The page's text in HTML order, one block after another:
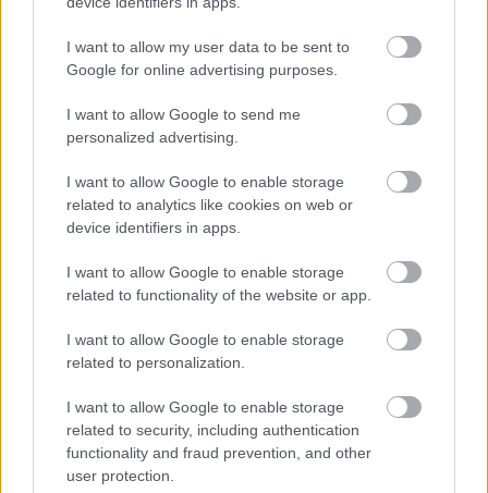
I want to allow my user data to be sent to
Google for online advertising purposes.
I want to allow Google to send me
personalized advertising.
I want to allow Google to enable storage
related to analytics like cookies on web or
device identifiers in apps.
I want to allow Google to enable storage
related to functionality of the website or app.
I want to allow Google to enable storage
related to personalization.
I want to allow Google to enable storage
related to security, including authentication
functionality and fraud prevention, and other
user protection.
16/08/2015
Στην Κόνιαρη το περιβραχιόνιο
Το... αντιτορπιλικό "Έλλη" της Κηφισιάς "έδεσε" και φέτος